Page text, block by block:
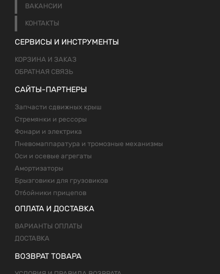
ВАКАНСИИ
КОНТАКТЫ
СЕРВИСЫ И ИНСТРУМЕНТЫ
КОРЗИНА И ЗАКАЗ
ОБРАТНАЯ СВЯЗЬ
САЙТЫ-ПАРТНЕРЫ
Запчасти сдвижных крыш
Стремянки и рессоры
Фонари и электрика
Пневомаппаратура и тромозные механизмы
Оси и осевые агрегаты
Амортизаторы
Брызговики для грузовиков
Отбойники прицепов
ОПЛАТА И ДОСТАВКА
ВАРИАНТЫ ОПЛАТЫ
ДОСТАВКА
ВОЗВРАТ ТОВАРА